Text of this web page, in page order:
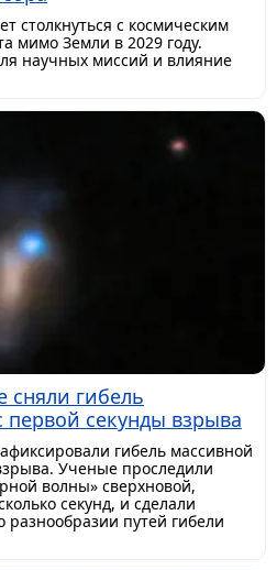
столкнуться с космическим
мимо Земли в 2029 году.
научных миссий и влияние
сняли гибель
первой секунды взрыва
гибель массивной
Ученые проследили
волны» сверхновой,
секунд, и сделали
путей гибели